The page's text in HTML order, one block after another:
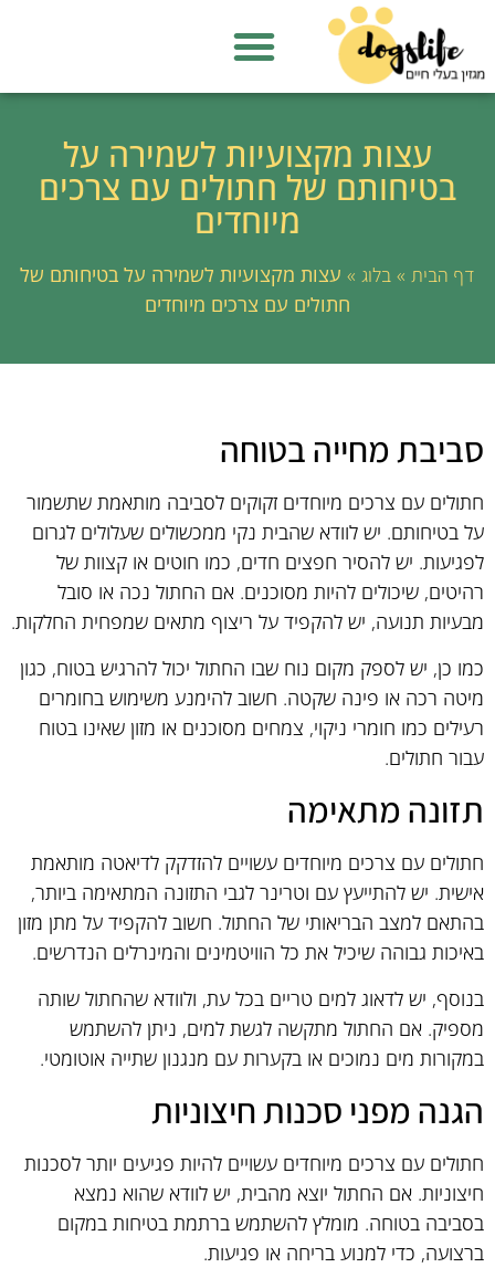
עצות מקצועיות לשמירה על
בטיחותם של חתולים עם צרכים
מיוחדים
דף הבית » בלוג » עצות מקצועיות לשמירה על בטיחותם של
חתולים עם צרכים מיוחדים
סביבת מחייה בטוחה
חתולים עם צרכים מיוחדים זקוקים לסביבה מותאמת שתשמור
על בטיחותם. יש לוודא שהבית נקי ממכשולים שעלולים לגרום
לפגיעות. יש להסיר חפצים חדים, כמו חוטים או קצוות של
רהיטים, שיכולים להיות מסוכנים. אם החתול נכה או סובל
מבעיות תנועה, יש להקפיד על ריצוף מתאים שמפחית החלקות.
כמו כן, יש לספק מקום נוח שבו החתול יכול להרגיש בטוח, כגון
מיטה רכה או פינה שקטה. חשוב להימנע משימוש בחומרים
רעילים כמו חומרי ניקוי, צמחים מסוכנים או מזון שאינו בטוח
עבור חתולים.
תזונה מתאימה
חתולים עם צרכים מיוחדים עשויים להזדקק לדיאטה מותאמת
אישית. יש להתייעץ עם וטרינר לגבי התזונה המתאימה ביותר,
בהתאם למצב הבריאותי של החתול. חשוב להקפיד על מתן מזון
באיכות גבוהה שיכיל את כל הוויטמינים והמינרלים הנדרשים.
בנוסף, יש לדאוג למים טריים בכל עת, ולוודא שהחתול שותה
מספיק. אם החתול מתקשה לגשת למים, ניתן להשתמש
במקורות מים נמוכים או בקערות עם מנגנון שתייה אוטומטי.
הגנה מפני סכנות חיצוניות
חתולים עם צרכים מיוחדים עשויים להיות פגיעים יותר לסכנות
חיצוניות. אם החתול יוצא מהבית, יש לוודא שהוא נמצא
בסביבה בטוחה. מומלץ להשתמש ברתמת בטיחות במקום
ברצועה, כדי למנוע בריחה או פגיעות.